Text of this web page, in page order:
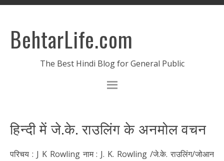
BehtarLife.com
The Best Hindi Blog for General Public
हिन्दी में जे.के. राउलिंग के अनमोल वचन
परिचय : J K Rowling नाम : J. K. Rowling /जे.के. राउलिंग/जोआन